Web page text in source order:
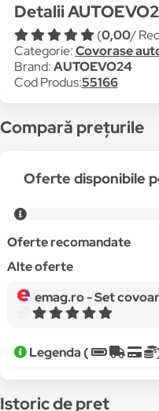
Detalii
(0,00/
Categorie:Covorase
Brand:AUTOEVO24
Cod Produs:55166
Compară prețurile
Oferte disponibile
Oferte recomandate
Alte oferte
emag.ro -Set covoare mocheta EVO MERCEDES ML-KLASSE II W164 2005-2011 EVO
Legenda (
Istoric de preț